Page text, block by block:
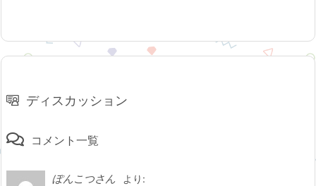
ディスカッション
コメント一覧
ぽんこつさん
より: